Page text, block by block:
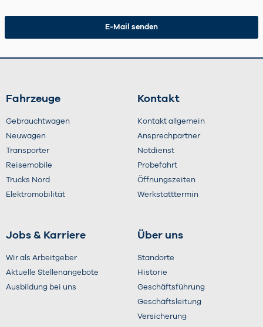
Fahrzeuge
Gebrauchtwagen
Neuwagen
Transporter
Reisemobile
Trucks Nord
Elektromobilität
Kontakt
Kontakt allgemein
Ansprechpartner
Notdienst
Probefahrt
Öffnungszeiten
Werkstatttermin
Jobs & Karriere
Wir als Arbeitgeber
Aktuelle Stellenangebote
Ausbildung bei uns
Über uns
Standorte
Historie
Geschäftsführung
Geschäftsleitung
Versicherung